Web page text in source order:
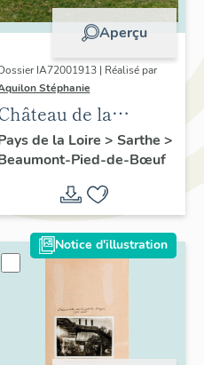
Aperçu
IA72001913 | Réalisé par
Stéphanie
de la
de la Loire > Sarthe >
Pied-de-Bœuf
Notice d'illustration